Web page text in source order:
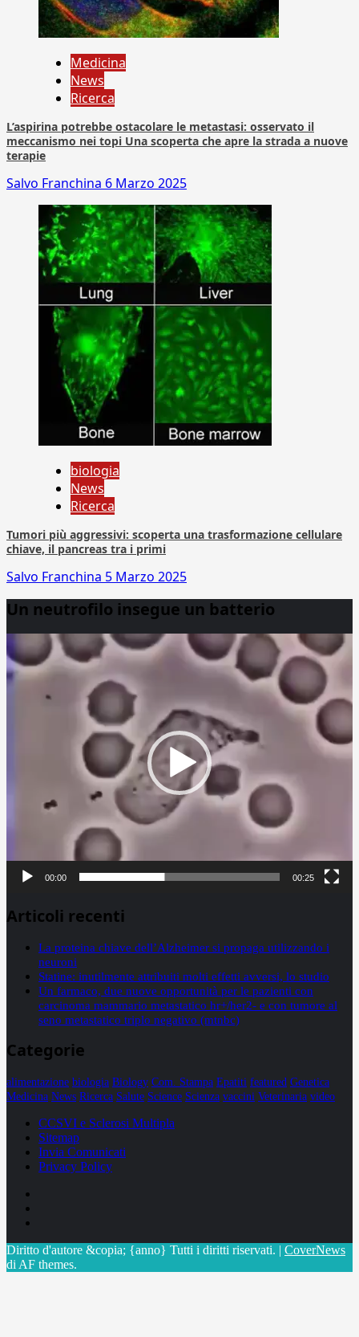
Medicina
News
Ricerca
L’aspirina potrebbe ostacolare le metastasi: osservato il
meccanismo nei topi Una scoperta che apre la strada a nuove
terapie
Salvo Franchina 6 Marzo 2025
biologia
News
Ricerca
Tumori più aggressivi: scoperta una trasformazione cellulare
chiave, il pancreas tra i primi
Salvo Franchina 5 Marzo 2025
Un neutrofilo insegue un batterio
Player
00:00 00:25
Articoli recenti
La proteina chiave dell’Alzheimer si propaga utilizzando i
neuroni
Statine: inutilmente attribuiti molti effetti avversi, lo studio
Un farmaco, due nuove opportunità per le pazienti con
carcinoma mammario metastatico hr+/her2- e con tumore al
seno metastatico triplo negativo (mtnbc)
Categorie
alimentazione biologia Biology Com. Stampa Epatiti featured Genetica
Medicina News Ricerca Salute Science Scienza vaccini Veterinaria video
CCSVI e Sclerosi Multipla
Sitemap
Invia Comunicati
Privacy Policy
Diritto d'autore &copia; {anno} Tutti i diritti riservati. | CoverNews
di AF themes.